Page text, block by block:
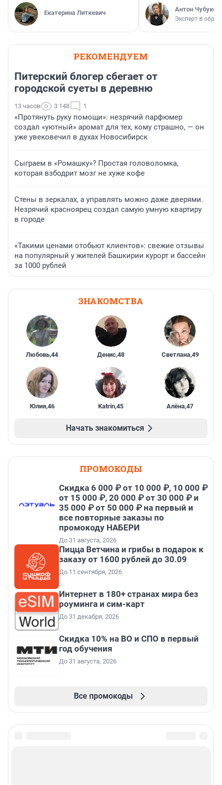
Екатерина Литкевич Антон Чубуков
Эксперт в
РЕКОМЕНДУЕМ
Питерский блогер сбегает от
городской суеты в деревню
13 часов 3 148 1
«Протянуть руку помощи»: незрячий парфюмер
создал «уютный» аромат для тех, кому страшно, — он
уже увековечил в духах Новосибирск
Сыграем в «Ромашку»? Простая головоломка,
которая взбодрит мозг не хуже кофе
Стены в зеркалах, а управлять можно даже дверями.
Незрячий красноярец создал самую умную квартиру
в городе
«Такими ценами отобьют клиентов»: свежие отзывы
на популярный у жителей Башкирии курорт и бассейн
за 1000 рублей
ЗНАКОМСТВА
Любовь,44 Денис,48 Светлана,49
Юлия,46 Katrin,45 Алёна,47
Начать знакомиться
ПРОМОКОДЫ
Скидка 6 000 ₽ от 10 000 ₽, 10 000 ₽
от 15 000 ₽, 20 000 ₽ от 30 000 ₽ и
35 000 ₽ от 50 000 ₽ на первый и
все повторные заказы по
промокоду НАБЕРИ
До 31 августа, 2026
Пицца Ветчина и грибы в подарок к
заказу от 1600 рублей до 30.09
До 11 сентября, 2026
Интернет в 180+ странах мира без
роуминга и сим-карт
До 31 декабря, 2026
Скидка 10% на ВО и СПО в первый
год обучения
До 31 августа, 2026
Все промокоды